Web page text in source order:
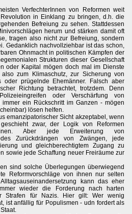
VerfechterInnen von Reformen weit
in Einklang zu bringen, d.h. die
Befreiung zu sehen. Stattdessen
herum und stärken damit oft
tragen also nicht zur Befreiung, sondern
Gedanklich nachvollziehbar ist das schon,
Ohnmacht in politischen Kämpfen der
Strukturen dieser Gesellschaft
oder Kapital mögen doch mal im Dienste
zum Klimaschutz, zur Sicherung von
oder prügelnde Ehemänner. Falsch aber
Richtung betrachtet, trotzdem. Denn
oder Verschärfung von
immer ein Rückschritt im Ganzen - mögen
lösen helfen.
emanzipatorischer Sicht akzeptabel, wenn
zwar, der Logik von Reformen
Aber jede Erweiterung von
Zurückdrängen von Zwängen, jede
und gleichberechtigtem Zugang zu
sowie jede Schaffung neuer Freiräume zur
sind solche Überlegungen überwiegend
Reformvorschläge von ihnen nur selten
kann das eher
wieder die Forderung nach harten
Strafen für Nazis. Hier gilt: Wer wenig
ist anfällig für Populismen - udn fordert als